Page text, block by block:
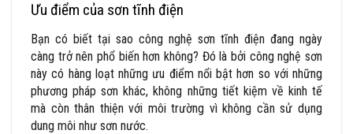
Ưu điểm của sơn tĩnh điện
Bạn có biết tại sao công nghệ sơn tĩnh điện đang ngày
càng trở nên phổ biến hơn không? Đó là bởi công nghệ sơn
này có hàng loạt những ưu điểm nổi bật hơn so với những
phương pháp sơn khác, không những tiết kiệm về kinh tế
mà còn thân thiện với môi trường vì không cần sử dụng
dung môi như sơn nước.